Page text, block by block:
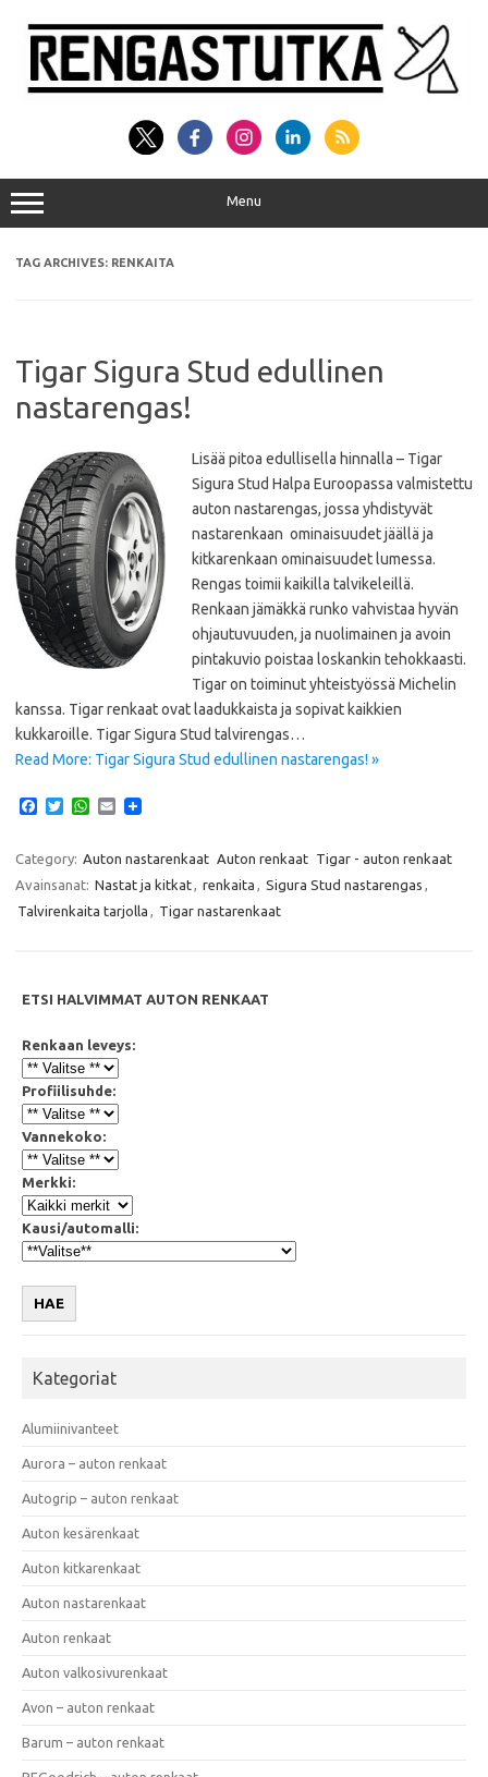
content
Menu
TAG ARCHIVES: RENKAITA
Tigar Sigura Stud edullinen
nastarengas!
Lisää pitoa edullisella hinnalla – Tigar
Sigura Stud Halpa Euroopassa valmistettu
auton nastarengas, jossa yhdistyvät
nastarenkaan ominaisuudet jäällä ja
kitkarenkaan ominaisuudet lumessa.
Rengas toimii kaikilla talvikeleillä.
Renkaan jämäkkä runko vahvistaa hyvän
ohjautuvuuden, ja nuolimainen ja avoin
pintakuvio poistaa loskankin tehokkaasti.
Tigar on toiminut yhteistyössä Michelin
kanssa. Tigar renkaat ovat laadukkaista ja sopivat kaikkien
kukkaroille. Tigar Sigura Stud talvirengas…
Read More: Tigar Sigura Stud edullinen nastarengas! »
e
b
o
o
T
t
e
r
W
t
s
A
p
E
i
l
Category: Auton nastarenkaat Auton renkaat Tigar - auton renkaat
Avainsanat: Nastat ja kitkat renkaita Sigura Stud nastarengas
Talvirenkaita tarjolla
Tigar nastarenkaat
ETSI HALVIMMAT AUTON RENKAAT
Renkaan leveys:
Profiilisuhde:
Vannekoko:
Merkki:
Kausi/automalli:
HAE
Kategoriat
Alumiinivanteet
Aurora – auton renkaat
Autogrip – auton renkaat
Auton kesärenkaat
Auton kitkarenkaat
Auton nastarenkaat
Auton renkaat
Auton valkosivurenkaat
Avon – auton renkaat
Barum – auton renkaat